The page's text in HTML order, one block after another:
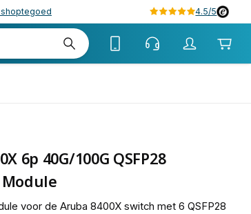
4.5/5
6p 40G/100G QSFP28
voor de Aruba 8400X switch met 6 QSFP28